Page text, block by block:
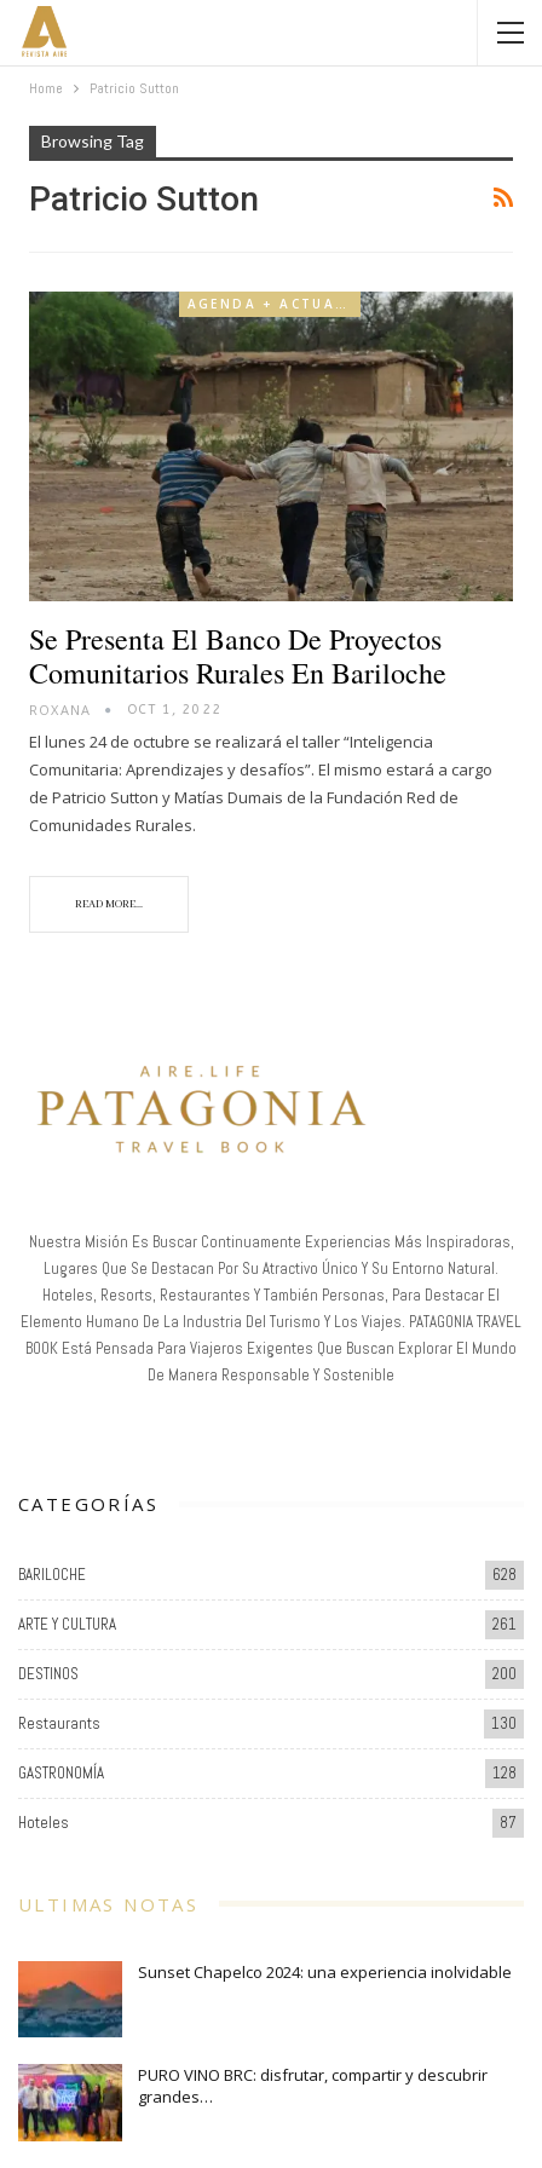
Home Patricio Sutton
Browsing Tag
Patricio Sutton
Se Presenta El Banco De Proyectos
Comunitarios Rurales En Bariloche
ROXANA OCT 1, 2022
El lunes 24 de octubre se realizará el taller “Inteligencia
Comunitaria: Aprendizajes y desafíos”. El mismo estará a cargo
de Patricio Sutton y Matías Dumais de la Fundación Red de
Comunidades Rurales.
READ MORE...
Nuestra Misión Es Buscar Continuamente Experiencias Más Inspiradoras,
Lugares Que Se Destacan Por Su Atractivo Único Y Su Entorno Natural.
Hoteles, Resorts, Restaurantes Y También Personas, Para Destacar El
Elemento Humano De La Industria Del Turismo Y Los Viajes. PATAGONIA TRAVEL
BOOK Está Pensada Para Viajeros Exigentes Que Buscan Explorar El Mundo
De Manera Responsable Y Sostenible
CATEGORÍAS
BARILOCHE 628
ARTE Y CULTURA 261
DESTINOS 200
Restaurants 130
GASTRONOMÍA 128
Hoteles 87
ULTIMAS NOTAS
Sunset Chapelco 2024: una experiencia inolvidable
PURO VINO BRC: disfrutar, compartir y descubrir
grandes…